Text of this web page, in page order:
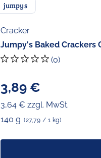
jumpys
Cracker
Jumpy's Baked Crackers
(0)
3,89 €
3,64 € zzgl. MwSt.
140 g (27,79 / 1 kg)